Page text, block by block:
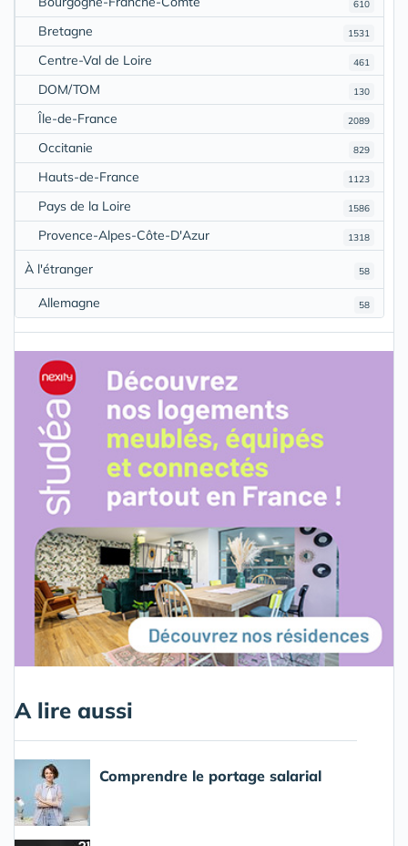
610
1531
Bretagne
461
Centre-Val de Loire
130
DOM/TOM
2089
Île-de-France
829
Occitanie
1123
Hauts-de-France
1586
Pays de la Loire
1318
Provence-Alpes-Côte-D'Azur
58
À l'étranger
58
Allemagne
A lire aussi
Comprendre le portage salarial